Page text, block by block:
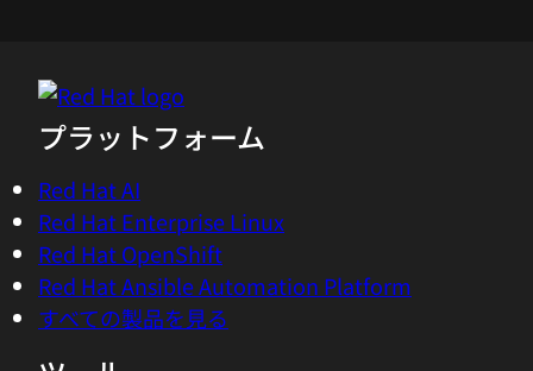
プラットフォーム
Red Hat AI
Red Hat Enterprise Linux
Red Hat OpenShift
Red Hat Ansible Automation Platform
すべての製品を見る